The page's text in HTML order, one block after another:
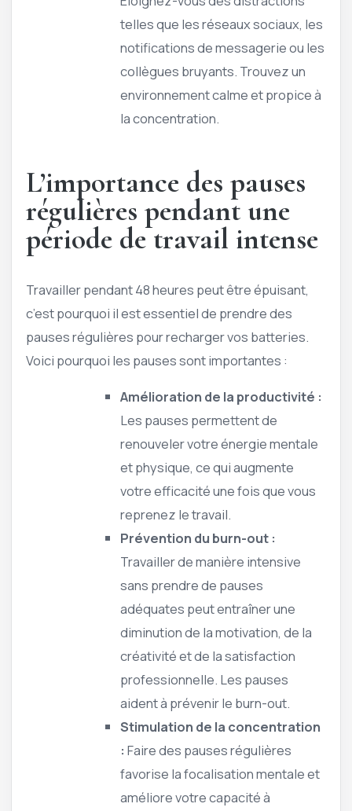
telles que les réseaux sociaux, les
notifications de messagerie ou les
collègues bruyants. Trouvez un
environnement calme et propice à
la concentration.
L’importance des pauses
régulières pendant une
période de travail intense
Travailler pendant 48 heures peut être épuisant,
c’est pourquoi il est essentiel de prendre des
pauses régulières pour recharger vos batteries.
Voici pourquoi les pauses sont importantes :
Amélioration de la productivité :
Les pauses permettent de
renouveler votre énergie mentale
et physique, ce qui augmente
votre efficacité une fois que vous
reprenez le travail.
Prévention du burn-out :
Travailler de manière intensive
sans prendre de pauses
adéquates peut entraîner une
diminution de la motivation, de la
créativité et de la satisfaction
professionnelle. Les pauses
aident à prévenir le burn-out.
Stimulation de la concentration
: Faire des pauses régulières
favorise la focalisation mentale et
améliore votre capacité à